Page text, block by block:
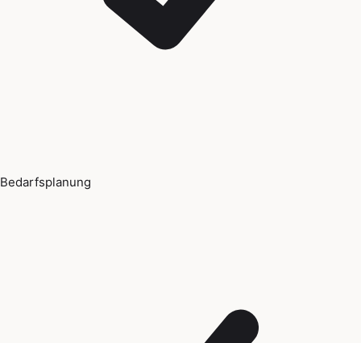
Bedarfsplanung